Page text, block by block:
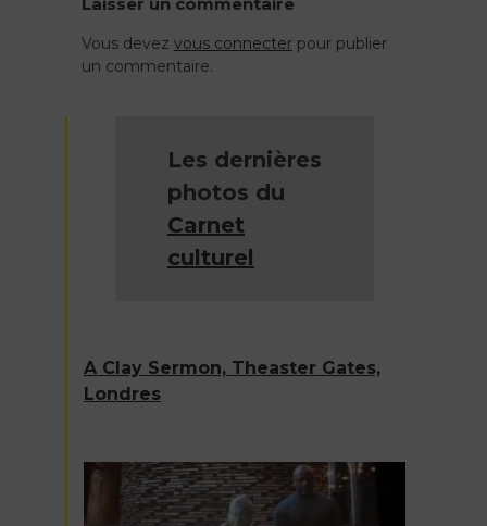
Vous devez vous connecterpour publier
un commentaire.
Les dernières
photos du
Carnet
culturel
A Clay Sermon, Theaster Gates,
Londres